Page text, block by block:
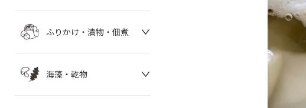
ふりかけ・漬物・佃煮
海藻・乾物